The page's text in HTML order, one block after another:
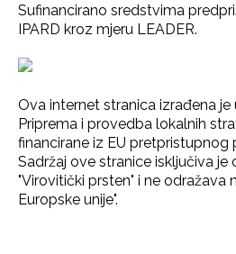
Sufinancirano sredstvima
IPARD kroz mjeru LEADER.
Ova internet stranica izrađena
Priprema i provedba lokalnih
financirane iz EU pretpristupnog
Sadržaj ove stranice isključiva
"Virovitički prsten" i ne odražava
Europske unije".